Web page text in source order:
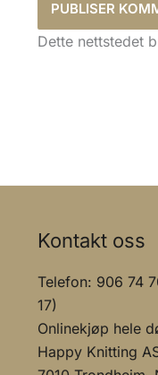
Dette nettstedet
Kontakt oss
Telefon: 906 74
17)
Onlinekjøp hele
Happy Knitting